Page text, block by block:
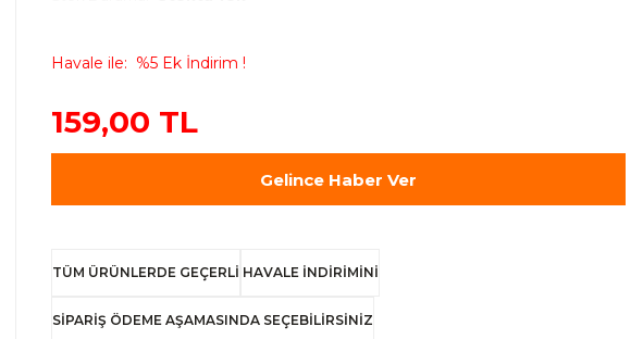
Havale ile %5 Ek İndirim !
159,00 TL
Gelince Haber Ver
TÜM ÜRÜNLERDE GEÇERLİ HAVALE İNDİRİMİNİ
SİPARİŞ ÖDEME AŞAMASINDA SEÇEBİLİRSİNİZ